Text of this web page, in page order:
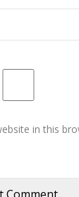
in this